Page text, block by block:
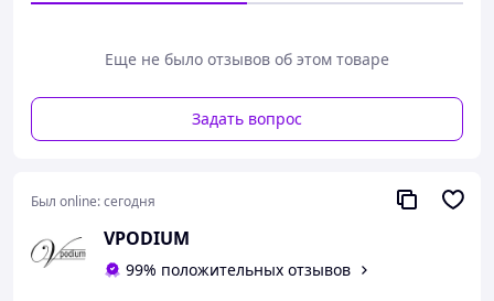
Турция ,Anna Lucci
Еще не было отзывов об этом товаре
Задать вопрос
Был online:сегодня
VPODIUM
99% положительных отзывов